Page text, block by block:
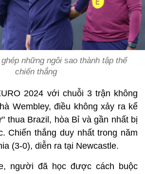
những ngôi sao thành tập thể
chiến thắng
2024 với chuỗi 3 trận không
Wembley, điều không xảy ra kể
thua Brazil, hòa Bỉ và gần nhất bị
Chiến thắng duy nhất trong năm
(3-0), diễn ra tại Newcastle.
người đã học được cách buộc